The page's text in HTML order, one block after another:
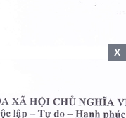
X